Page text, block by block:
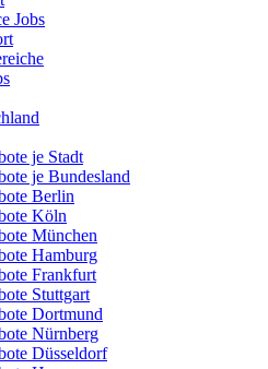
Jobs
je Stadt
je Bundesland
Berlin
Köln
München
Hamburg
Frankfurt
Stuttgart
Dortmund
Nürnberg
Düsseldorf